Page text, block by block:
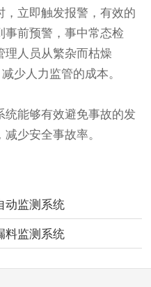
，立即触发报警，有效的
事前预警，事中常态检
理人员从繁杂而枯燥
少人力监管的成本。
能够有效避免事故的发
少安全事故率。
动监测系统
料监测系统